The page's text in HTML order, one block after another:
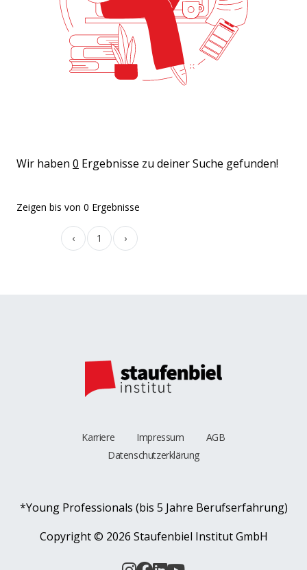
Wir haben 0 Ergebnisse zu deiner Suche gefunden!
Zeigen bis von 0 Ergebnisse
‹ 1 ›
Karriere Impressum
AGB
Datenschutzerklärung
*Young Professionals (bis 5 Jahre Berufserfahrung)
Copyright © 2026 Staufenbiel Institut GmbH